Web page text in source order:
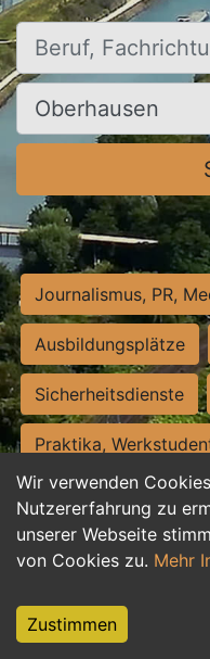
Wir verwenden
Nutzererfahrung zu
unserer Webseite
von Cookies zu. Mehr
Zustimmen
Beruf, Fachrichtung,
Ort, Stadt
Journalismus, PR,
Ausbildungsplätze
Sicherheitsdienste
Praktika,
Personalwesen
Hilfskräfte, Aushilfs-
Weiterbildung,